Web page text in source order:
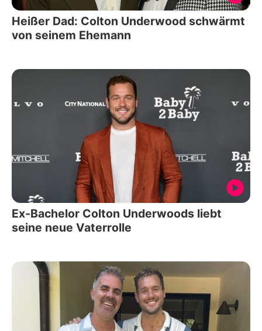
Heißer Dad: Colton Underwood schwärmt
von seinem Ehemann
Ex-Bachelor Colton Underwoods liebt
seine neue Vaterrolle